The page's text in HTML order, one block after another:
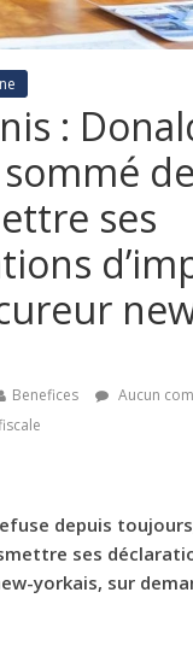
:
de
ses
Benefices
Aucun
depuis
ses
yorkais, sur